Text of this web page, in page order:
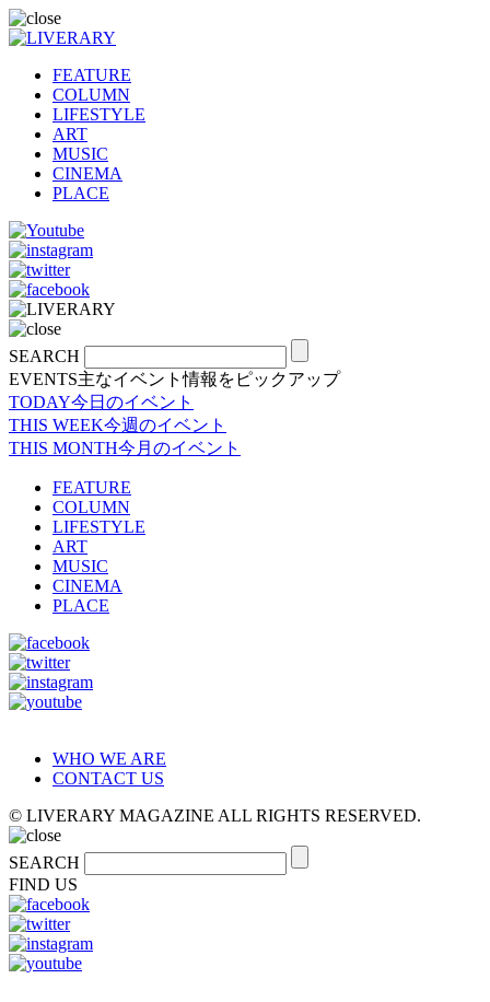
FEATURE
COLUMN
LIFESTYLE
ART
MUSIC
CINEMA
PLACE
SEARCH
EVENTS主なイベント情報をピックアップ
TODAY今日のイベント
THIS WEEK今週のイベント
THIS MONTH今月のイベント
FEATURE
COLUMN
LIFESTYLE
ART
MUSIC
CINEMA
PLACE
WHO WE ARE
CONTACT US
© LIVERARY MAGAZINE ALL RIGHTS RESERVED.
SEARCH
FIND US